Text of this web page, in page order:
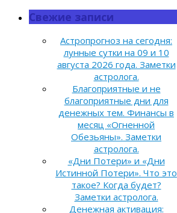
Свежие записи
Астропрогноз на сегодня:
лунные сутки на 09 и 10
августа 2026 года. Заметки
астролога.
Благоприятные и не
благоприятные дни для
денежных тем. Финансы в
месяц «Огненной
Обезьяны». Заметки
астролога.
«Дни Потери» и «Дни
Истинной Потери». Что это
такое? Когда будет?
Заметки астролога.
Денежная активация: